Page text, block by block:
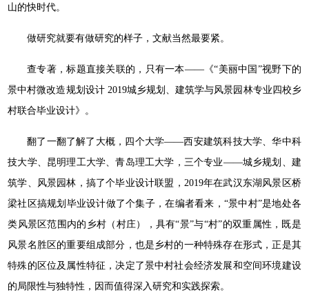
山的快时代。
做研究就要有做研究的样子，文献当然最要紧。
查专著，标题直接关联的，只有一本——《“美丽中国”视野下的
景中村微改造规划设计 2019城乡规划、建筑学与风景园林专业四校乡
村联合毕业设计》。
翻了一翻了解了大概，四个大学——西安建筑科技大学、华中科
技大学、昆明理工大学、青岛理工大学，三个专业——城乡规划、建
筑学、风景园林，搞了个毕业设计联盟，2019年在武汉东湖风景区桥
梁社区搞规划毕业设计做了个集子，在编者看来，“景中村”是地处各
类风景区范围内的乡村（村庄），具有“景”与“村”的双重属性，既是
风景名胜区的重要组成部分，也是乡村的一种特殊存在形式，正是其
特殊的区位及属性特征，决定了景中村社会经济发展和空间环境建设
的局限性与独特性，因而值得深入研究和实践探索。